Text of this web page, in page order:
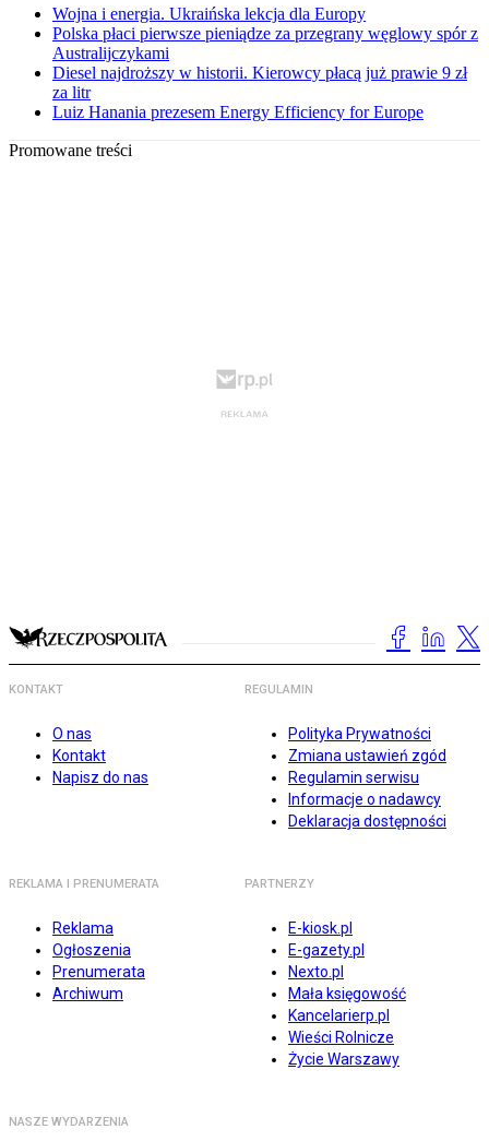
Wojna i energia. Ukraińska lekcja dla Europy
Polska płaci pierwsze pieniądze za przegrany węglowy spór z
Australijczykami
Diesel najdroższy w historii. Kierowcy płacą już prawie 9 zł
za litr
Luiz Hanania prezesem Energy Efficiency for Europe
Promowane treści
KONTAKT
O nas
Kontakt
Napisz do nas
REGULAMIN
Polityka Prywatności
Zmiana ustawień zgód
Regulamin serwisu
Informacje o nadawcy
Deklaracja dostępności
REKLAMA I PRENUMERATA
Reklama
Ogłoszenia
Prenumerata
Archiwum
PARTNERZY
E-kiosk.pl
E-gazety.pl
Nexto.pl
Mała księgowość
Kancelarierp.pl
Wieści Rolnicze
Życie Warszawy
NASZE WYDARZENIA